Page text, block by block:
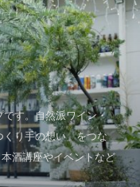
す。自然派ワイン・
くり手の想い」をつな
酒講座やイベントなど